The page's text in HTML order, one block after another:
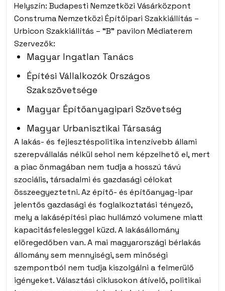
Helyszín: Budapesti Nemzetközi Vásárközpont
Construma Nemzetközi Építőipari Szakkiállítás –
Urbicon Szakkiállítás – “B” pavilon Médiaterem
Szervezők:
Magyar Ingatlan Tanács
Építési Vállalkozók Országos
Szakszövetsége
Magyar Építőanyagipari Szövetség
Magyar Urbanisztikai Társaság
A lakás- és fejlesztéspolitika intenzívebb állami
szerepvállalás nélkül sehol nem képzelhető el, mert
a piac önmagában nem tudja a hosszú távú
szociális, társadalmi és gazdasági célokat
összeegyeztetni. Az építő- és építőanyag-ipar
jelentős gazdasági és foglalkoztatási tényező,
mely a lakásépítési piac hullámzó volumene miatt
kapacitásfelesleggel küzd. A lakásállomány
elöregedőben van. A mai magyarországi bérlakás
állomány sem mennyiségi, sem minőségi
szempontból nem tudja kiszolgálni a felmerülő
igényeket. Választási ciklusokon átívelő, politikai